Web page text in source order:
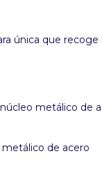
única que recoge
metálico de
de acero